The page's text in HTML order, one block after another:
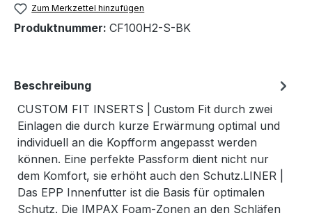
Zum Merkzettel hinzufügen
Produktnummer: CF100H2-S-BK
Beschreibung
CUSTOM FIT INSERTS | Custom Fit durch zwei
Einlagen die durch kurze Erwärmung optimal und
individuell an die Kopfform angepasst werden
können. Eine perfekte Passform dient nicht nur
dem Komfort, sie erhöht auch den Schutz.LINER |
Das EPP Innenfutter ist die Basis für optimalen
Schutz. Die IMPAX Foam-Zonen an den Schläfen